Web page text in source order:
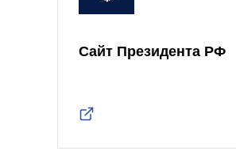
Сайт Президента РФ